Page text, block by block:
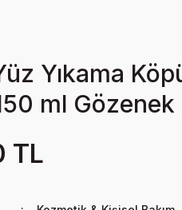
Yıkama
ml Gözenek
TL